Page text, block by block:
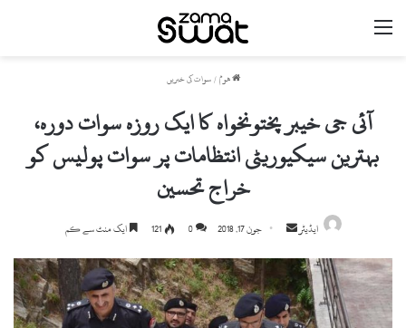
ھوم / سوات کی خبریں
آئی جی خیبر پختونخواہ کا ایک روزہ سوات دورہ،
بہترین سیکیوریٹی انتظامات پر سوات پولیس کو
خراج تحسین
ایڈیٹر
d
a
جون 17, 2018 0
121 ایک منٹ سے کم